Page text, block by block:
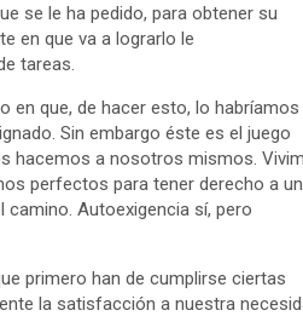
se le ha pedido, para obtener su
en que va a lograrlo le
tareas.
en que, de hacer esto, lo habríamos
Sin embargo éste es el juego
hacemos a nosotros mismos.
perfectos para tener derecho a
Autoexigencia sí, pero
primero han de cumplirse ciertas
la satisfacción a nuestra